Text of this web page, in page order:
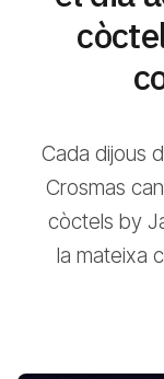
Cada dijous
Crosmas
còctels by
la mateixa